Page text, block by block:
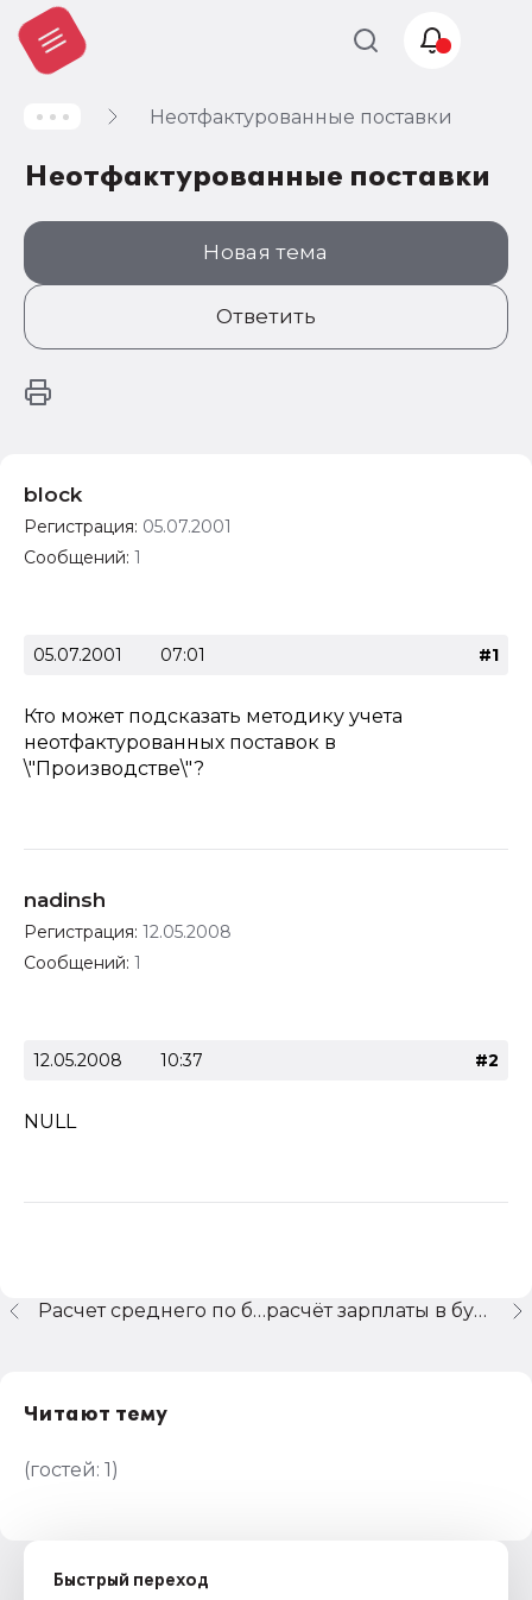
Неотфактурованные поставки
Неотфактурованные поставки
Новая тема
Ответить
block
Регистрация: 05.07.2001
Сообщений: 1
05.07.2001 07:01 #1
Кто может подсказать методику учета
неотфактурованных поставок в
\"Производстве\"?
nadinsh
Регистрация: 12.05.2008
Сообщений: 1
12.05.2008 10:37 #2
NULL
расчёт зарплаты в бухгалтерии 8.1 релиз 1.6.8.3
Расчет среднего по б/л в 1С зарплата 7.7
Читают тему
(гостей: 1)
Быстрый переход
Учет и